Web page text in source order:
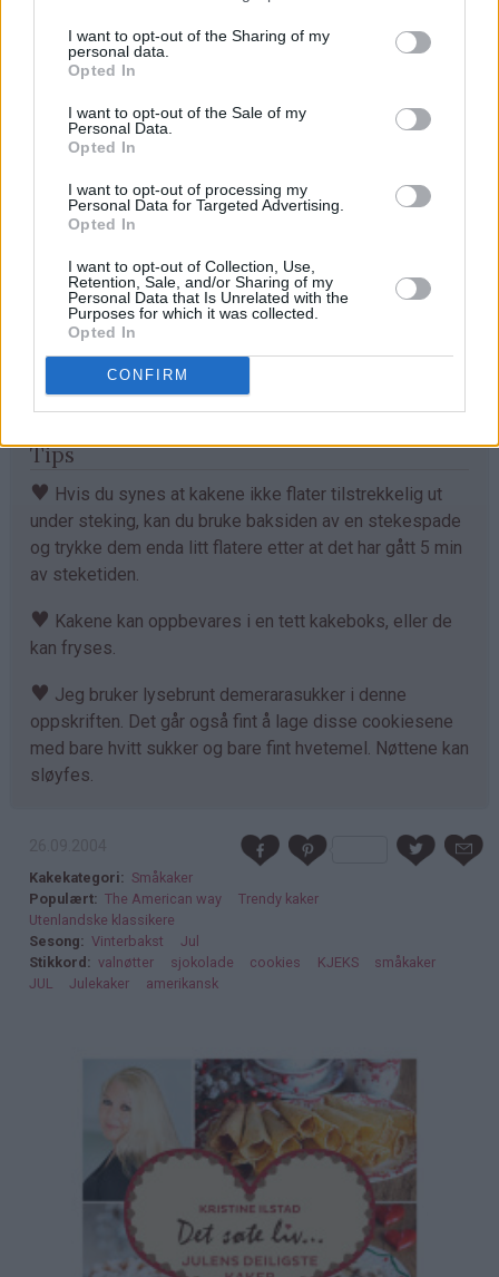
I want to opt-out of the Sharing of my
personal data.
Opted In
I want to opt-out of the Sale of my
Personal Data.
Opted In
I want to opt-out of processing my
Personal Data for Targeted Advertising.
Opted In
I want to opt-out of Collection, Use,
Retention, Sale, and/or Sharing of my
Personal Data that Is Unrelated with the
Purposes for which it was collected.
Opted In
CONFIRM
100 g valnøtter
Fremgangsmåte
Pisk sammen smør og sukker til smørkrem. Pisk inn
sjokoladen og valnøttene og ha i til slutt.
Bruk to spiseskjeer og sett topper på 3 stekeplater
dekket med bakepapir (sett 12 topper på hver plate -
det skal bli ca. 36 stk til sammen). Trykk de litt flate med
baksiden av en stekespade, eller bruk hånden. Stekes
midt i ovnen ved 180°C i 12-15 min. Avkjøles 10 min på
platen før de flyttes på rist og avkjøles helt.
Tips
♥ Hvis du synes at kakene ikke flater tilstrekkelig ut
under steking, kan du bruke baksiden av en stekespade
og trykke dem enda litt flatere etter at det har gått 5 min
av steketiden.
♥ Kakene kan oppbevares i en tett kakeboks, eller de
kan fryses.
♥ Jeg bruker lysebrunt demerarasukker i denne
oppskriften. Det går også fint å lage disse cookiesene
med bare hvitt sukker og bare fint hvetemel. Nøttene kan
sløyfes.
Kakekategori
Småkaker
Populært
The American way
Trendy kaker
Utenlandske klassikere
Sesong
Vinterbakst
Jul
Stikkord
valnøtter sjokolade cookies KJEKS
småkaker
JUL
Julekaker amerikansk